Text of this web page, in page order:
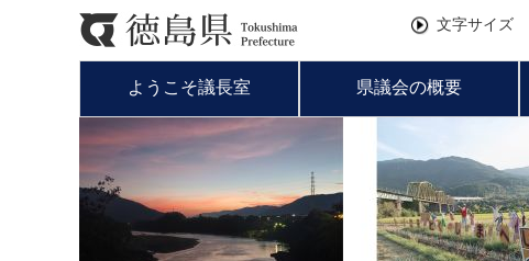
文字サイズ
ようこそ議長室 県議会の概要